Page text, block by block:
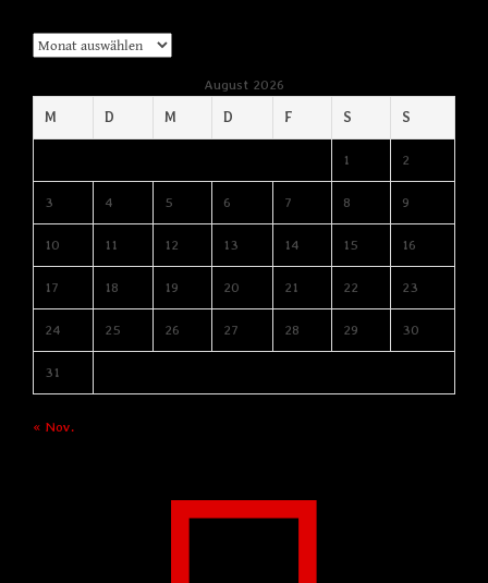
Archiv
August 2026
M
D M D F S S
1 2
3 4 5 6 7 8 9
10 11 12 13 14 15 16
17 18 19 20 21 22 23
24 25 26 27 28 29 30
31
« Nov.